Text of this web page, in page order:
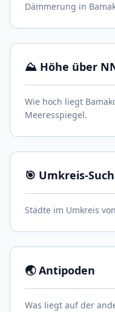
Dämmerung in
⛰️ Höhe über
Wie hoch liegt
Meeresspiegel.
🎯 Umkreis-
Städte im Umkreis
🌏 Antipoden
Was liegt auf der